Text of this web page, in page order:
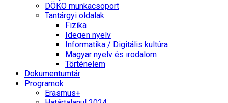
DÖKO munkacsoport
Tantárgyi oldalak
Fizika
Idegen nyelv
Informatika / Digitális kultúra
Magyar nyelv és irodalom
Történelem
Dokumentumtár
Programok
Erasmus+